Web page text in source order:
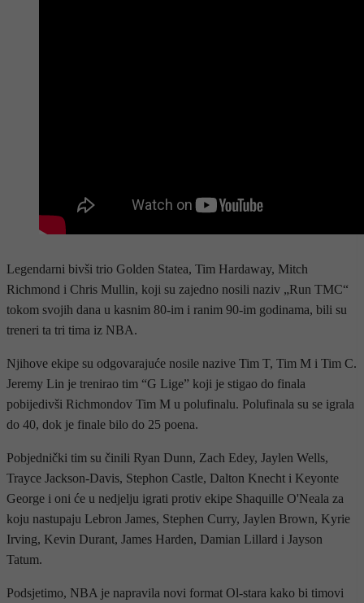
Legendarni bivši trio Golden Statea, Tim Hardaway, Mitch
Richmond i Chris Mullin, koji su zajedno nosili naziv „Run TMC“
tokom svojih dana u kasnim 80-im i ranim 90-im godinama, bili su
treneri ta tri tima iz NBA.
Njihove ekipe su odgovarajuće nosile nazive Tim T, Tim M i Tim C.
Jeremy Lin je trenirao tim “G Lige” koji je stigao do finala
pobijedivši Richmondov Tim M u polufinalu. Polufinala su se igrala
do 40, dok je finale bilo do 25 poena.
Pobjednički tim su činili Ryan Dunn, Zach Edey, Jaylen Wells,
Trayce Jackson-Davis, Stephon Castle, Dalton Knecht i Keyonte
George i oni će u nedjelju igrati protiv ekipe Shaquille O'Neala za
koju nastupaju Lebron James, Stephen Curry, Jaylen Brown, Kyrie
Irving, Kevin Durant, James Harden, Damian Lillard i Jayson
Tatum.
Podsjetimo, NBA je napravila novi format Ol-stara kako bi timovi